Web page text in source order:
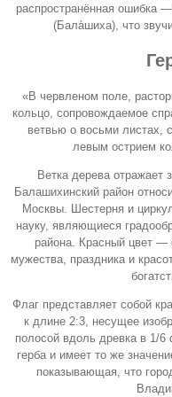
распространённая ошибка
(Бала́шиха), что
«В червленом поле,
кольцо, сопровождаемое
ветвью о восьми листах,
левым острием
Ветка дерева отражает
Балашихинский район
Москвы. Шестерня и
науку, являющиеся
района. Красный цвет
мужества, праздника и
Флаг представляет собой
к длине 2:3, несущее
полосой вдоль древка в 1/
герба и имеет то же
показывающая, что